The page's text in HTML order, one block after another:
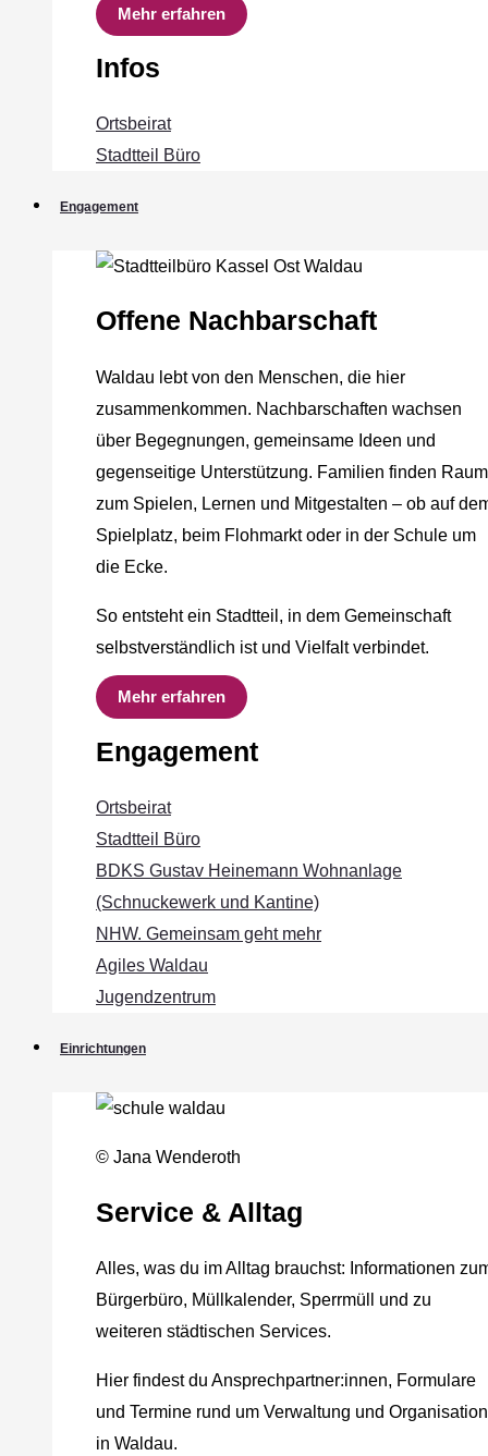
Mehr erfahren
Infos
Ortsbeirat
Stadtteil Büro
Engagement
Offene Nachbarschaft
Waldau lebt von den Menschen, die hier
zusammenkommen. Nachbarschaften wachsen
über Begegnungen, gemeinsame Ideen und
gegenseitige Unterstützung. Familien finden Raum
zum Spielen, Lernen und Mitgestalten – ob auf
Spielplatz, beim Flohmarkt oder in der Schule um
die Ecke.
So entsteht ein Stadtteil, in dem Gemeinschaft
selbstverständlich ist und Vielfalt verbindet.
Mehr erfahren
Engagement
Ortsbeirat
Stadtteil Büro
BDKS Gustav Heinemann Wohnanlage
(Schnuckewerk und Kantine)
NHW. Gemeinsam geht mehr
Agiles Waldau
Jugendzentrum
Einrichtungen
© Jana Wenderoth
Service & Alltag
Alles, was du im Alltag brauchst: Informationen
Bürgerbüro, Müllkalender, Sperrmüll und zu
weiteren städtischen Services.
Hier findest du Ansprechpartner:innen, Formulare
und Termine rund um Verwaltung und Organisation
in Waldau.